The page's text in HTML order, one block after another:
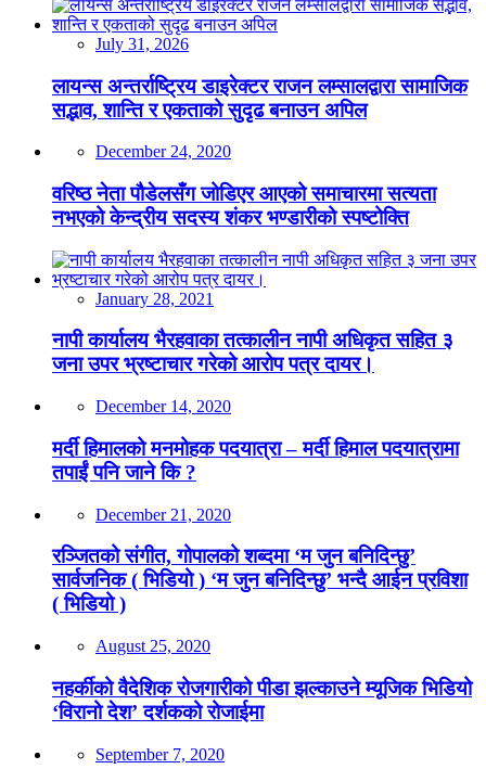
July 31, 2026
लायन्स अन्तर्राष्ट्रिय डाइरेक्टर राजन लम्सालद्वारा सामाजिक
सद्भाव, शान्ति र एकताको सुदृढ बनाउन अपिल
December 24, 2020
वरिष्ठ नेता पौडेलसँग जोडिएर आएको समाचारमा सत्यता
नभएको केन्द्रीय सदस्य शंकर भण्डारीको स्पष्टोक्ति
January 28, 2021
नापी कार्यालय भैरहवाका तत्कालीन नापी अधिकृत सहित ३
जना उपर भ्रष्टाचार गरेको आरोप पत्र दायर।
December 14, 2020
मर्दी हिमालको मनमोहक पदयात्रा – मर्दी हिमाल पदयात्रामा
तपाईं पनि जाने कि ?
December 21, 2020
रञ्जितको संगीत, गोपालको शब्दमा ‘म जुन बनिदिन्छु’
सार्वजनिक ( भिडियो ) ‘म जुन बनिदिन्छु’ भन्दै आईन प्रविशा
( भिडियो )
August 25, 2020
नहर्कीको वैदेशिक रोजगारीको पीडा झल्काउने म्यूजिक भिडियो
‘विरानो देश’ दर्शकको रोजाईमा
September 7, 2020